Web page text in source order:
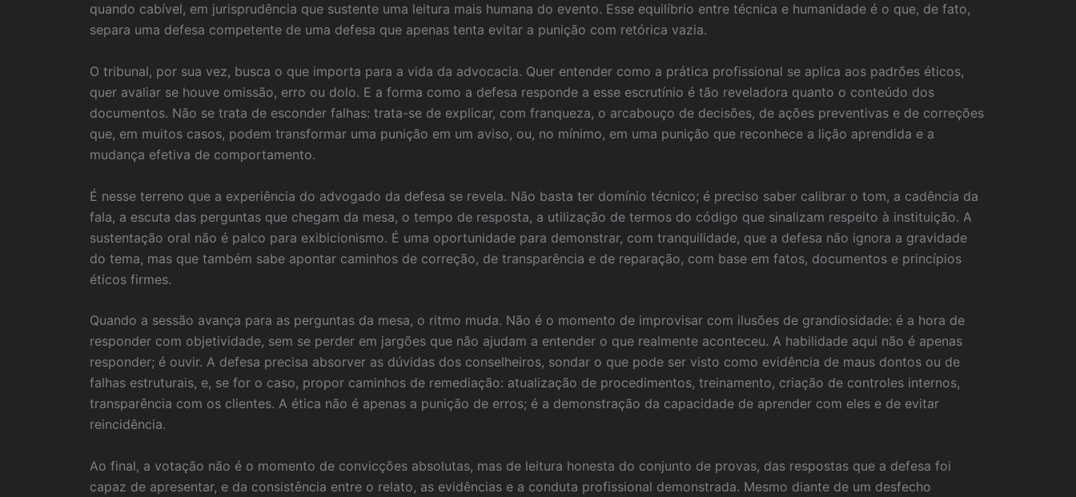
quando cabível, em jurisprudência que sustente uma leitura mais humana do evento. Esse equilíbrio entre técnica e humanidade é o que, de fato,
separa uma defesa competente de uma defesa que apenas tenta evitar a punição com retórica vazia.
O tribunal, por sua vez, busca o que importa para a vida da advocacia. Quer entender como a prática profissional se aplica aos padrões éticos,
quer avaliar se houve omissão, erro ou dolo. E a forma como a defesa responde a esse escrutínio é tão reveladora quanto o conteúdo dos
documentos. Não se trata de esconder falhas: trata-se de explicar, com franqueza, o arcabouço de decisões, de ações preventivas e de correções
que, em muitos casos, podem transformar uma punição em um aviso, ou, no mínimo, em uma punição que reconhece a lição aprendida e a
mudança efetiva de comportamento.
É nesse terreno que a experiência do advogado da defesa se revela. Não basta ter domínio técnico; é preciso saber calibrar o tom, a cadência da
fala, a escuta das perguntas que chegam da mesa, o tempo de resposta, a utilização de termos do código que sinalizam respeito à instituição. A
sustentação oral não é palco para exibicionismo. É uma oportunidade para demonstrar, com tranquilidade, que a defesa não ignora a gravidade
do tema, mas que também sabe apontar caminhos de correção, de transparência e de reparação, com base em fatos, documentos e princípios
éticos firmes.
Quando a sessão avança para as perguntas da mesa, o ritmo muda. Não é o momento de improvisar com ilusões de grandiosidade: é a hora de
responder com objetividade, sem se perder em jargões que não ajudam a entender o que realmente aconteceu. A habilidade aqui não é apenas
responder; é ouvir. A defesa precisa absorver as dúvidas dos conselheiros, sondar o que pode ser visto como evidência de maus dontos ou de
falhas estruturais, e, se for o caso, propor caminhos de remediação: atualização de procedimentos, treinamento, criação de controles internos,
transparência com os clientes. A ética não é apenas a punição de erros; é a demonstração da capacidade de aprender com eles e de evitar
reincidência.
Ao final, a votação não é o momento de convicções absolutas, mas de leitura honesta do conjunto de provas, das respostas que a defesa foi
capaz de apresentar, e da consistência entre o relato, as evidências e a conduta profissional demonstrada. Mesmo diante de um desfecho